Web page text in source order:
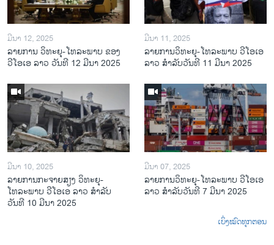
ມີນາ 12, 2025
ລາຍການ ວິທະຍຸ-ໂທລະພາບ ຂອງ
ວີໂອເອ ລາວ ວັນທີ 12 ມີນາ 2025
ມີນາ 11, 2025
ລາຍການວິ​ທະ​ຍຸ-ໂທ​ລະ​ພາບ ວີໂອເອ
ລາວ ສຳ​ລັບ​ວັນ​ທີ 11 ມີ​ນາ 2025
ມີນາ 10, 2025
ລາຍການກະຈາຍສຽງ ວິທະຍຸ-
ໂທລະພາບ ວີໂອເອ ລາວ ສຳລັບ
ວັນທີ 10 ມີນາ 2025
ມີນາ 07, 2025
ລາຍການ​ວິ​ທະ​ຍ​ຸ-ໂທ​ລະ​ພາບ ວີໂອເອ
ລາວ ສຳ​ລັບ​ວັນ​ທີ 7 ມີ​ນາ 2025
ເບິ່ງໝົດທຸກຕອນ